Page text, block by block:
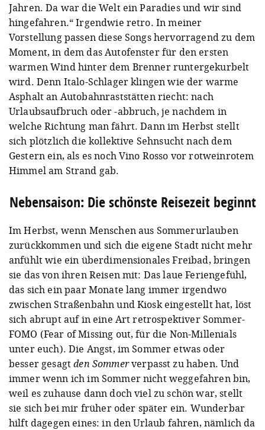
Jahren. Da war die Welt ein Paradies und wir sind
hingefahren.“ Irgendwie retro. In meiner
Vorstellung passen diese Songs hervorragend zu dem
Moment, in dem das Autofenster für den ersten
warmen Wind hinter dem Brenner runtergekurbelt
wird. Denn Italo-Schlager klingen wie der warme
Asphalt an Autobahnraststätten riecht: nach
Urlaubsaufbruch oder -abbruch, je nachdem in
welche Richtung man fährt. Dann im Herbst stellt
sich plötzlich die kollektive Sehnsucht nach dem
Gestern ein, als es noch Vino Rosso vor rotweinrotem
Himmel am Strand gab.
Nebensaison: Die schönste Reisezeit beginnt
Im Herbst, wenn Menschen aus Sommerurlauben
zurückkommen und sich die eigene Stadt nicht mehr
anfühlt wie ein überdimensionales Freibad, bringen
sie das von ihren Reisen mit: Das laue Feriengefühl,
das sich ein paar Monate lang immer irgendwo
zwischen Straßenbahn und Kiosk eingestellt hat, löst
sich abrupt auf in eine Art retrospektiver Sommer-
FOMO (Fear of Missing out, für die Non-Millenials
unter euch). Die Angst, im Sommer etwas oder
besser gesagtden Sommerverpasst zu haben. Und
immer wenn ich im Sommer nicht weggefahren bin,
weil es zuhause dann doch viel zu schön war, stellt
sie sich bei mir früher oder später ein. Wunderbar
hilft dagegen eines: in den Urlaub fahren, nämlich da